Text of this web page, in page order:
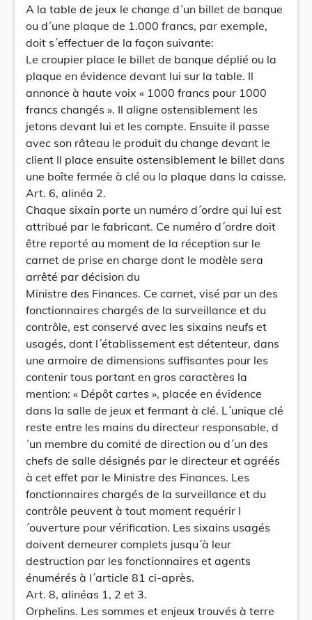
A la table de jeux le change d´un billet de banque
ou d´une plaque de 1.000 francs, par exemple,
doit s´effectuer de la façon suivante:
Le croupier place le billet de banque déplié ou la
plaque en évidence devant lui sur la table. Il
annonce à haute voix « 1000 francs pour 1000
francs changés ». Il aligne ostensiblement les
jetons devant lui et les compte. Ensuite il passe
avec son râteau le produit du change devant le
client Il place ensuite ostensiblement le billet dans
une boîte fermée à clé ou la plaque dans la caisse.
Art. 6, alinéa 2.
Chaque sixain porte un numéro d´ordre qui lui est
attribué par le fabricant. Ce numéro d´ordre doit
être reporté au moment de la réception sur le
carnet de prise en charge dont le modèle sera
arrêté par décision du
Ministre des Finances. Ce carnet, visé par un des
fonctionnaires chargés de la surveillance et du
contrôle, est conservé avec les sixains neufs et
usagés, dont l´établissement est détenteur, dans
une armoire de dimensions suffisantes pour les
contenir tous portant en gros caractères la
mention: « Dépôt cartes », placée en évidence
dans la salle de jeux et fermant à clé. L´unique clé
reste entre les mains du directeur responsable, d
´un membre du comité de direction ou d´un des
chefs de salle désignés par le directeur et agréés
à cet effet par le Ministre des Finances. Les
fonctionnaires chargés de la surveillance et du
contrôle peuvent à tout moment requérir l
´ouverture pour vérification. Les sixains usagés
doivent demeurer complets jusqu´à leur
destruction par les fonctionnaires et agents
énumérés à l´article 81 ci-après.
Art. 8, alinéas 1, 2 et 3.
Orphelins. Les sommes et enjeux trouvés à terre